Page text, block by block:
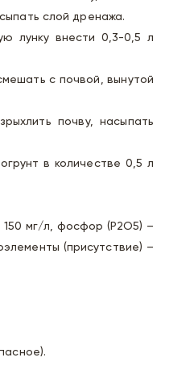
слой дренажа.
лунку внести 0,3-0,5 л
с почвой, вынутой
почву, насыпать
в количестве 0,5 л
150 мг/л, фосфор (Р2О5) –
(присутствие) –